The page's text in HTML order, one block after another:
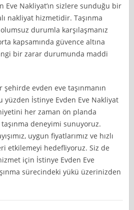
Eve Nakliyat’ın sizlere sunduğu bir
nakliyat hizmetidir. Taşınma
durumla karşılaşmanız
kapsamında güvence altına
bir zarar durumunda maddi
şehirde evden eve taşınmanın
yüzden İstinye Evden Eve Nakliyat
her zaman ön planda
deneyimi sunuyoruz.
uygun fiyatlarımız ve hızlı
etkilemeyi hedefliyoruz. Siz de
için İstinye Evden Eve
sürecindeki yükü üzerinizden